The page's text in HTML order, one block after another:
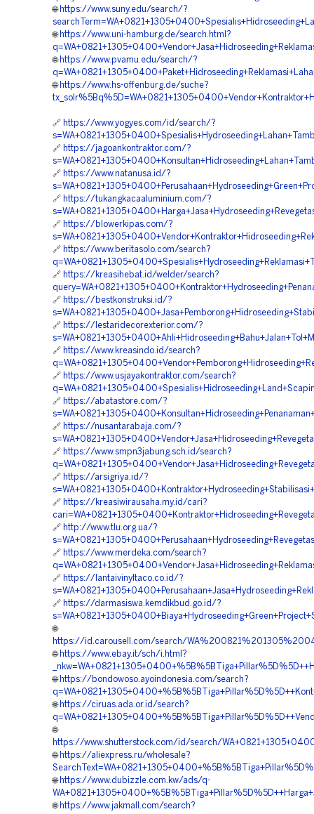
🌐 https://www.suny.edu/search/?
🌐 https://www.uni-hamburg.de/search.html?
🌐 https://www.pvamu.edu/search/?
🌐 https://www.hs-offenburg.de/suche?
🔗 https://www.yogyes.com/id/search/?
🔗 https://jagoankontraktor.com/?
🔗 https://www.natanusa.id/?
🔗 https://tukangkacaaluminium.com/?
🔗 https://blowerkipas.com/?
🔗 https://www.beritasolo.com/search?
🔗 https://kreasihebat.id/welder/search?
🔗 https://bestkonstruksi.id/?
🔗 https://lestaridecorexterior.com/?
🔗 https://www.kreasindo.id/search?
🔗 https://www.usjayakontraktor.com/search?
🔗 https://abatastore.com/?
🔗 https://nusantarabaja.com/?
🔗 https://www.smpn3jabung.sch.id/search?
🔗 https://arsigriya.id/?
🔗 https://kreasiwirausaha.my.id/cari?
🔗 http://www.tlu.org.ua/?
🔗 https://www.merdeka.com/search?
🔗 https://lantaivinyltaco.co.id/?
🔗 https://darmasiswa.kemdikbud.go.id/?
🌐
https://id.carousell.com/search/
🌐 https://www.ebay.it/sch/i.html?
🌐 https://bondowoso.ayoindonesia.com/search?
🌐 https://ciruas.ada.or.id/search?
🌐
https://www.shutterstock.com/id/search/
🌐 https://aliexpress.ru/wholesale?
🌐 https://www.dubizzle.com.kw/ads/q-
🌐 https://www.jakmall.com/search?